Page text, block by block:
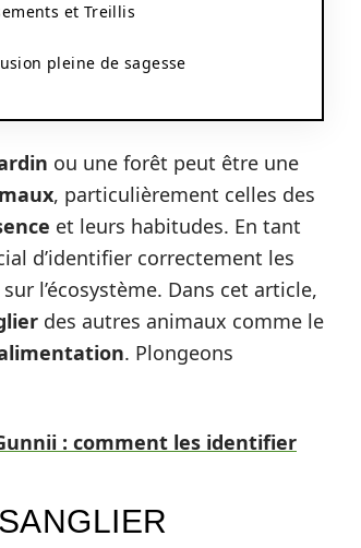
et Treillis
pleine de sagesse
ou une forêt peut être une
, particulièrement celles des
et leurs habitudes. En tant
d’identifier correctement les
sur l’écosystème. Dans cet article,
des autres animaux comme le
. Plongeons
: comment les identifier